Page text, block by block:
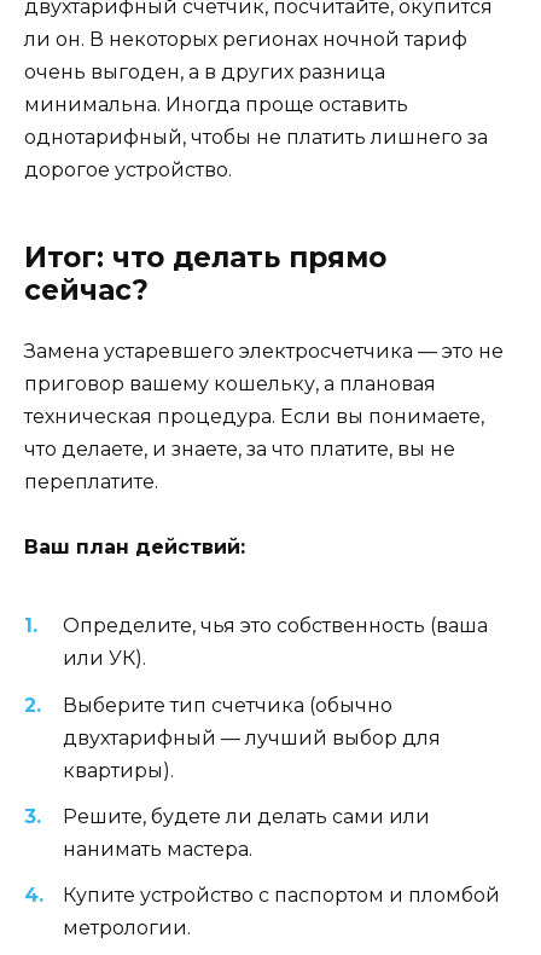
двухтарифный счетчик, посчитайте, окупится
ли он. В некоторых регионах ночной тариф
очень выгоден, а в других разница
минимальна. Иногда проще оставить
однотарифный, чтобы не платить лишнего за
дорогое устройство.
Итог: что делать прямо
сейчас?
Замена устаревшего электросчетчика — это не
приговор вашему кошельку, а плановая
техническая процедура. Если вы понимаете,
что делаете, и знаете, за что платите, вы не
переплатите.
Ваш план действий:
Определите, чья это собственность (ваша
или УК).
Выберите тип счетчика (обычно
двухтарифный — лучший выбор для
квартиры).
Решите, будете ли делать сами или
нанимать мастера.
Купите устройство с паспортом и пломбой
метрологии.